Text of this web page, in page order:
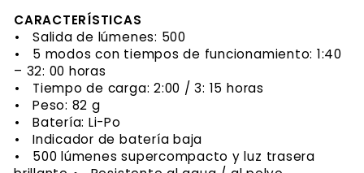
CARACTERÍSTICAS
•
Salida de lúmenes: 500
•
5 modos con tiempos de funcionamiento: 1:40
– 32: 00 horas
•
Tiempo de carga: 2:00 / 3: 15 horas
•
Peso: 82 g
•
Batería: Li-Po
•
Indicador de batería baja
•
500 lúmenes supercompacto y luz trasera